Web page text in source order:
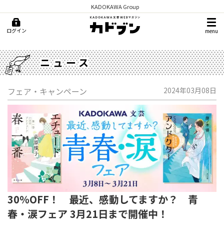
KADOKAWA Group
ログイン menu
ニュース
フェア・キャンペーン 2024年03月08日
30％OFF！ 最近、感動してますか？ 青
春・涙フェア 3月21日まで開催中！